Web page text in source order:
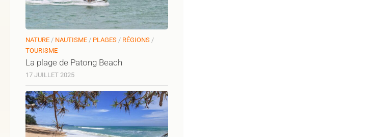
NATURE / NAUTISME / PLAGES / RÉGIONS /
TOURISME
La plage de Patong Beach
17 JUILLET 2025